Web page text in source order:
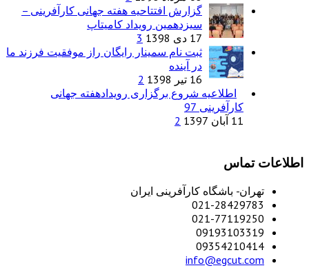
گزارش افتتاحیه هفته جهانی کارآفرینی –
سیزدهمین رویداد کامیتاپ
17 دی 1398
3
ثبت نام سمینار رایگان راز موفقیت فرزند ما
در آینده
16 تیر 1398
2
اطلاعیه شروع برگزاری رویدادهفته جهانی
کارآفرینی 97
11 آبان 1397
2
اطلاعات تماس
تهران- باشگاه کارآفرینی ایران
021-28429783
021-77119250
09193103319
09354210414
info@egcut.com